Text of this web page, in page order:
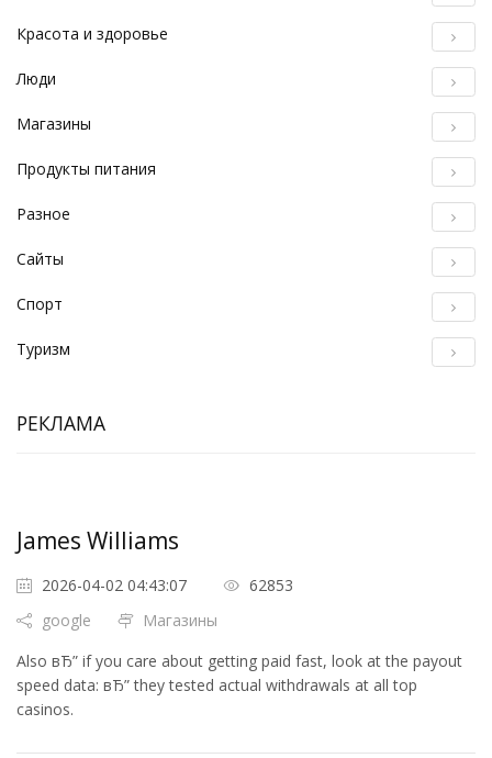
Красота и здоровье
Люди
Магазины
Продукты питания
Разное
Сайты
Спорт
Туризм
РЕКЛАМА
James Williams
2026-04-02 04:43:07
62853
google
Магазины
Also вЂ” if you care about getting paid fast, look at the payout
speed data: вЂ” they tested actual withdrawals at all top
casinos.